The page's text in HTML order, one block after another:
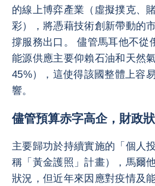
的線上博弈產業（虛擬撲克、
彩），將憑藉技術創新帶動的
撐服務出口。 儘管馬耳他不從
能源供應主要仰賴石油和天然
45%），這使得該國整體上容
響。
儘管預算赤字高企，財政
主要歸功於持續實施的「個人
稱「黃金護照」計畫），馬爾
狀況，但近年來因應對疫情及